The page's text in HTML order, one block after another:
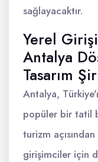
sağlayacaktır.
Yerel
Antalya
Tasarım
Antalya,
popüler bir tatil
turizm
girişimciler için